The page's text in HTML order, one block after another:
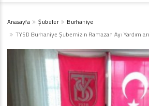
Anasayfa Şubeler
Burhaniye
TYSD Burhaniye Şubemizin Ramazan Ayı Yardımları